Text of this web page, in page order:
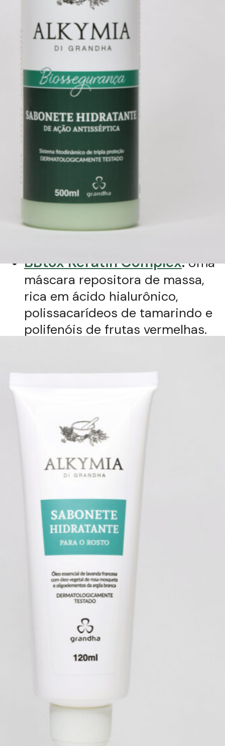
Após preparar o couro cabeludo
e os fios com o D.Tox Shampoo,
um tratamentoindicado para
cabelos sensibilizados por
colorações, descolorações,
alisamentos, relaxamentos e
ondulações permanentes.
Polisher Shampoo:
shampoo de tratamento
desenvolvido para limpar
suavemente os fios. Indicado
paracabelos sensibilizados
BBtox Keratin Complex:Uma
máscara repositora de massa,
rica em ácido hialurônico,
polissacarídeos de tamarindo e
polifenóis de frutas vermelhas.
retenção hídrica (hidratação) e
antioxidante contra o
envelhecimento precoce dos
fios.
BBtox Prime Oil
com óleo vegetal de jojoba
padrão ouro e ácidos graxos,
que cria uma película protetora
ultrafina contra o calor do
garantindo um toque de seda e
brilho intenso sem pesar.
Cuidar do couro cabeludo
maior segredo para conquistar o
cabelo dos seus sonhos. Escute
e devolva a matéria perdida dos